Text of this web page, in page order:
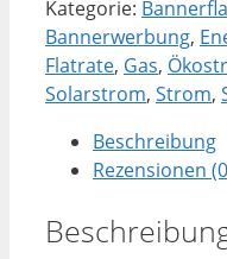
(12
Monate)
Menge
Kategorie:
Bannerwerbung,
Flatrate, Gas,
Solarstrom, Strom,
Beschreibung
Rezensionen